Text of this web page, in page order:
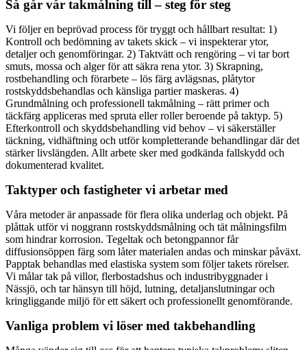
Så går vår takmålning till – steg för steg
Vi följer en beprövad process för tryggt och hållbart resultat: 1)
Kontroll och bedömning av takets skick – vi inspekterar ytor,
detaljer och genomföringar. 2) Taktvätt och rengöring – vi tar bort
smuts, mossa och alger för att säkra rena ytor. 3) Skrapning,
rostbehandling och förarbete – lös färg avlägsnas, plåtytor
rostskyddsbehandlas och känsliga partier maskeras. 4)
Grundmålning och professionell takmålning – rätt primer och
täckfärg appliceras med spruta eller roller beroende på taktyp. 5)
Efterkontroll och skyddsbehandling vid behov – vi säkerställer
täckning, vidhäftning och utför kompletterande behandlingar där det
stärker livslängden. Allt arbete sker med godkända fallskydd och
dokumenterad kvalitet.
Taktyper och fastigheter vi arbetar med
Våra metoder är anpassade för flera olika underlag och objekt. På
plåttak utför vi noggrann rostskyddsmålning och tät målningsfilm
som hindrar korrosion. Tegeltak och betongpannor får
diffusionsöppen färg som låter materialen andas och minskar påväxt.
Papptak behandlas med elastiska system som följer takets rörelser.
Vi målar tak på villor, flerbostadshus och industribyggnader i
Nässjö, och tar hänsyn till höjd, lutning, detaljanslutningar och
kringliggande miljö för ett säkert och professionellt genomförande.
Vanliga problem vi löser med takbehandling